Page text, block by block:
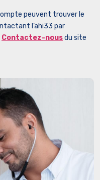
peuvent trouver le
l’ahi33 par
Contactez-nousdu site